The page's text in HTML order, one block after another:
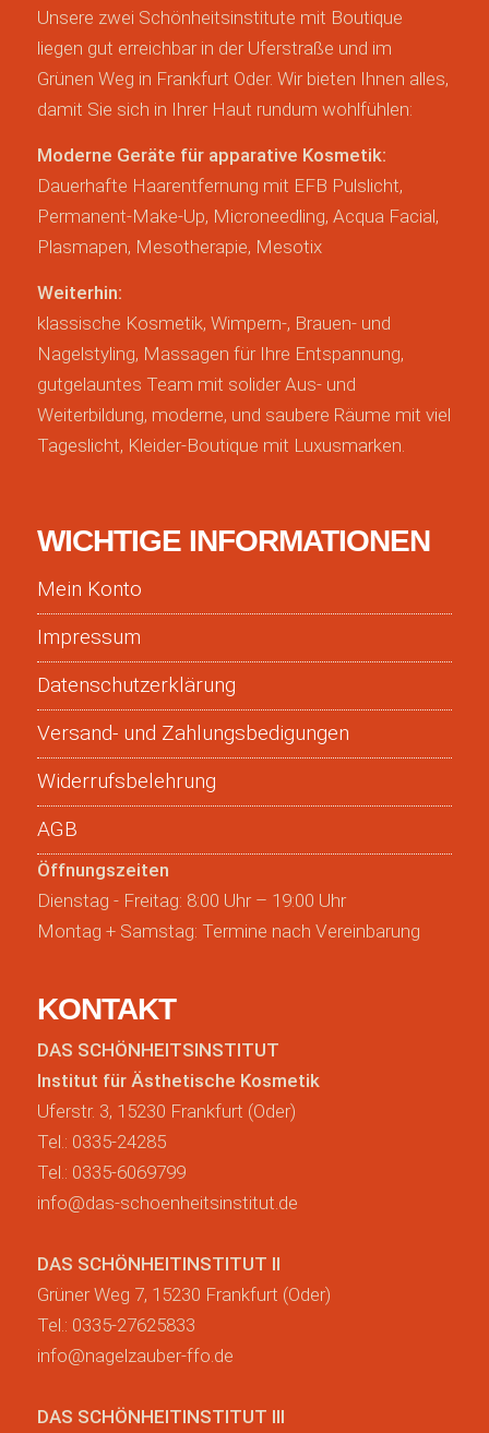
Unsere zwei Schönheitsinstitute mit Boutique
liegen gut erreichbar in der Uferstraße und im
Grünen Weg in Frankfurt Oder. Wir bieten Ihnen alles,
damit Sie sich in Ihrer Haut rundum wohlfühlen:
Moderne Geräte für apparative Kosmetik:
Dauerhafte Haarentfernung mit EFB Pulslicht,
Permanent-Make-Up, Microneedling, Acqua Facial,
Plasmapen, Mesotherapie, Mesotix
Weiterhin:
klassische Kosmetik, Wimpern-, Brauen- und
Nagelstyling, Massagen für Ihre Entspannung,
gutgelauntes Team mit solider Aus- und
Weiterbildung, moderne, und saubere Räume mit viel
Tageslicht, Kleider-Boutique mit Luxusmarken.
WICHTIGE INFORMATIONEN
Mein Konto
Impressum
Datenschutzerklärung
Versand- und Zahlungsbedigungen
Widerrufsbelehrung
AGB
Öffnungszeiten
Dienstag - Freitag: 8:00 Uhr – 19:00 Uhr
Montag + Samstag: Termine nach Vereinbarung
KONTAKT
DAS SCHÖNHEITSINSTITUT
Institut für Ästhetische Kosmetik
Uferstr. 3, 15230 Frankfurt (Oder)
Tel.: 0335-24285
Tel.: 0335-6069799
info@das-schoenheitsinstitut.de
DAS SCHÖNHEITINSTITUT II
Grüner Weg 7, 15230 Frankfurt (Oder)
Tel.: 0335-27625833
info@nagelzauber-ffo.de
DAS SCHÖNHEITINSTITUT III